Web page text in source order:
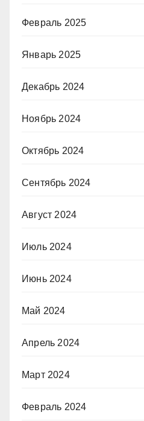
Февраль 2025
Январь 2025
Декабрь 2024
Ноябрь 2024
Октябрь 2024
Сентябрь 2024
Август 2024
Июль 2024
Июнь 2024
Май 2024
Апрель 2024
Март 2024
Февраль 2024